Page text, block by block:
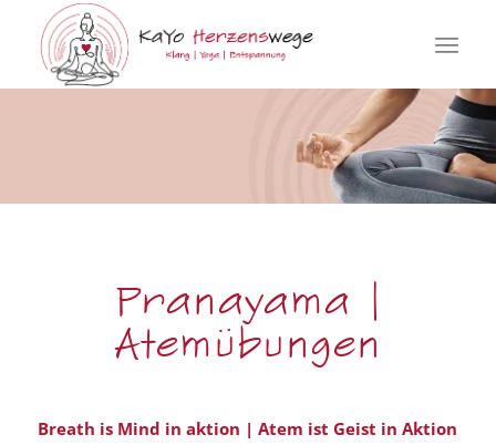
Pranayama |
Atemübungen
Breath is Mind in aktion | Atem ist Geist in Aktion